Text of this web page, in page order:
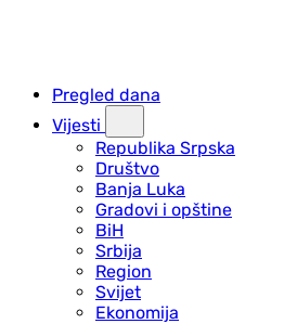
Pregled dana
Vijesti
Republika Srpska
Društvo
Banja Luka
Gradovi i opštine
BiH
Srbija
Region
Svijet
Ekonomija